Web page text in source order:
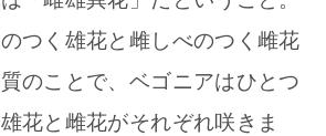
つく雄花と雌しべのつく雌花
のことで、ベゴニアはひとつ
花と雌花がそれぞれ咲きま